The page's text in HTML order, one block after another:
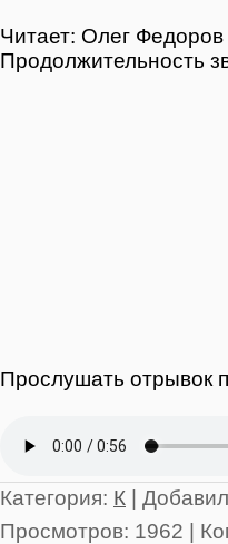
Читает: Олег Федоров
Продолжительность
Прослушать отрывок
Категория: К | Добавил
Просмотров: 1962 |